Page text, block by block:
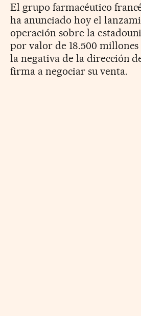
El grupo farmacéutico
ha anunciado hoy el
operación sobre la
por valor de 18.500
la negativa de la dirección
firma a negociar su venta.